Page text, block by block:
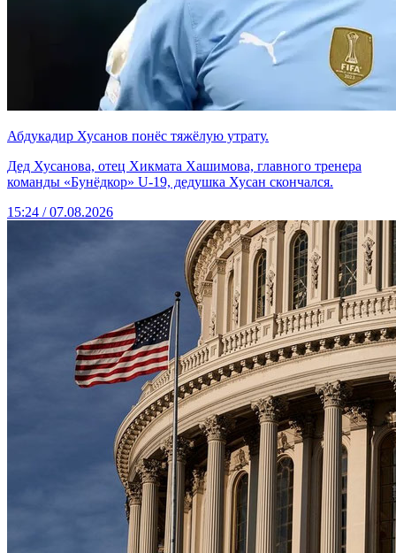
Абдукадир Хусанов понёс тяжёлую утрату.
Дед Хусанова, отец Хикмата Хашимова, главного тренера
команды «Бунёдкор» U-19, дедушка Хусан скончался.
15:24 / 07.08.2026